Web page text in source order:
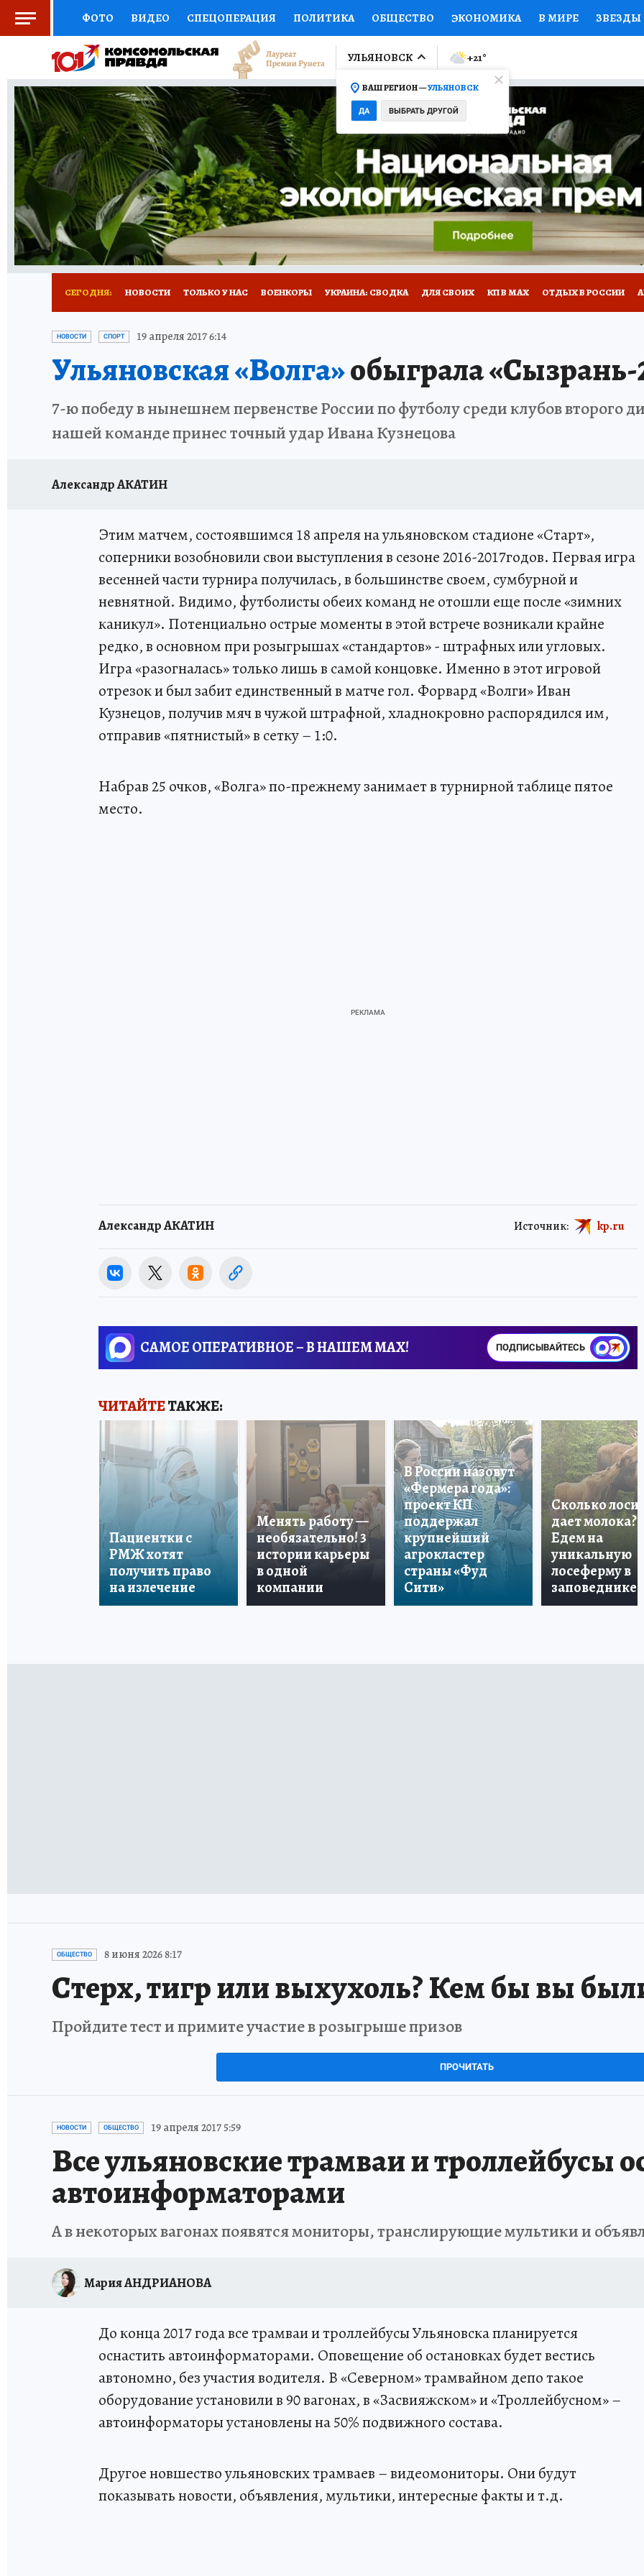
ФОТО ВИДЕО СПЕЦОПЕРАЦИЯ ПОЛИТИКА ОБЩЕСТВО ЭКОНОМИКА В МИРЕ ЗВЕЗДЫ
СОЦПОДДЕРЖКА НАУКА СПОРТ КОЛУМНИСТЫ ПРОИСШЕСТВИЯ НАЦИОНАЛЬНЫЕ
ВЫБОР ЭКСПЕРТОВ ДОКТОР ФИНАНСЫ ОТКРЫВАЕМ МИР Я ЗНАЮ СЕМЬЯ ЖЕНСКИЕ
КНИЖНАЯ ПОЛКА ПРОГНОЗЫ НА СПОРТ ПРОМОКОДЫ СЕРИАЛЫ СПЕЦПРОЕКТЫ
ПРЕСС-ЦЕНТР НЕДВИЖИМОСТЬ ТЕЛЕВИЗОР КОЛЛЕКЦИИ КОНКУРСЫ РАБОТА У НАС
РАДИО КП РЕКЛАМА ТЕСТЫ НОВОЕ НА САЙТЕ
УЛЬЯНОВСК
ВАШ РЕГИОН —УЛЬЯНОВСК
ДА ВЫБРАТЬ ДРУГОЙ
+21°
СЕГОДНЯ: НОВОСТИ ТОЛЬКО У НАС ВОЕНКОРЫ УКРАИНА: СВОДКА ДЛЯ СВОИХ КП В МАХ ОТДЫХ В РОССИИ
ЗАПОВЕДНАЯ РОССИЯ
НОВОСТИ СПОРТ 19 апреля 2017 6:14
Ульяновская «Волга»обыграла «Сызрань-
7-ю победу в нынешнем первенстве России по футболу среди клубов второго
нашей команде принес точный удар Ивана Кузнецова
Александр АКАТИН
Этим матчем, состоявшимся 18 апреля на ульяновском стадионе «Старт»,
соперники возобновили свои выступления в сезоне 2016-2017годов. Первая игра
весенней части турнира получилась, в большинстве своем, сумбурной и
невнятной. Видимо, футболисты обеих команд не отошли еще после «зимних
каникул». Потенциально острые моменты в этой встрече возникали крайне
редко, в основном при розыгрышах «стандартов» - штрафных или угловых.
Игра «разогналась» только лишь в самой концовке. Именно в этот игровой
отрезок и был забит единственный в матче гол. Форвард «Волги» Иван
Кузнецов, получив мяч в чужой штрафной, хладнокровно распорядился им,
отправив «пятнистый» в сетку – 1:0.
Набрав 25 очков, «Волга» по-прежнему занимает в турнирной таблице пятое
место.
Александр АКАТИН Источник: kp.ru
САМОЕ ОПЕРАТИВНОЕ – В НАШЕМ MAX! ПОДПИСЫВАЙТЕСЬ
ЧИТАЙТЕТАКЖЕ:
Пациентки с
РМЖ хотят
получить право
на излечение
Менять работу —
необязательно! 3
истории карьеры
в одной
компании
В России назовут
«Фермера года»:
проект КП
поддержал
крупнейший
агрокластер
страны «Фуд
Сити»
Сколько лосиха
дает молока?
Едем на
уникальную
лосеферму в
заповеднике!
ОБЩЕСТВО 8 июня 2026 8:17
Стерх, тигр или выхухоль? Кем бы вы
Пройдите тест и примите участие в розыгрыше призов
ПРОЧИТАТЬ
НОВОСТИ ОБЩЕСТВО 19 апреля 2017 5:59
Все ульяновские трамваи и троллейбусы
автоинформаторами
А в некоторых вагонах появятся мониторы, транслирующие мультики и
Мария АНДРИАНОВА
До конца 2017 года все трамваи и троллейбусы Ульяновска планируется
оснастить автоинформаторами. Оповещение об остановках будет вестись
автономно, без участия водителя. В «Северном» трамвайном депо такое
оборудование установили в 90 вагонах, в «Засвияжском» и «Троллейбусном» –
автоинформаторы установлены на 50% подвижного состава.
Другое новшество ульяновских трамваев – видеомониторы. Они будут
показывать новости, объявления, мультики, интересные факты и т.д.